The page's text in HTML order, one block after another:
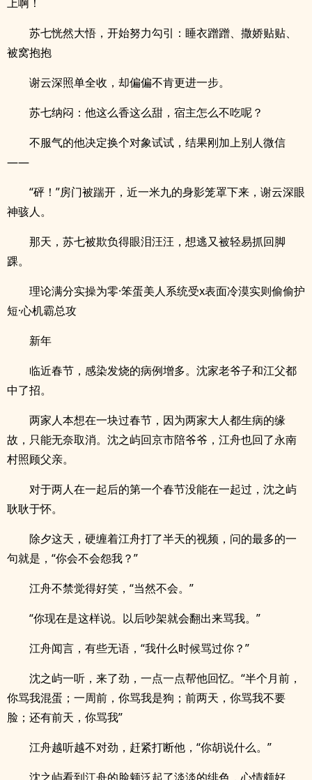
苏七恍然大悟，开始努力勾引：睡衣蹭蹭、撒娇贴贴、
被窝抱抱
谢云深照单全收，却偏偏不肯更进一步。
苏七纳闷：他这么香这么甜，宿主怎么不吃呢？
不服气的他决定换个对象试试，结果刚加上别人微信
——
“砰！”房门被踹开，近一米九的身影笼罩下来，谢云深眼
神骇人。
那天，苏七被欺负得眼泪汪汪，想逃又被轻易抓回脚
踝。
理论满分实操为零·笨蛋美人系统受x表面冷漠实则偷偷护
短·心机霸总攻
新年
临近春节，感染发烧的病例增多。沈家老爷子和江父都
中了招。
两家人本想在一块过春节，因为两家大人都生病的缘
故，只能无奈取消。沈之屿回京市陪爷爷，江舟也回了永南
村照顾父亲。
对于两人在一起后的第一个春节没能在一起过，沈之屿
耿耿于怀。
除夕这天，硬缠着江舟打了半天的视频，问的最多的一
句就是，“你会不会怨我？”
江舟不禁觉得好笑，“当然不会。”
“你现在是这样说。以后吵架就会翻出来骂我。”
江舟闻言，有些无语，“我什么时候骂过你？”
沈之屿一听，来了劲，一点一点帮他回忆。“半个月前，
你骂我混蛋；一周前，你骂我是狗；前两天，你骂我不要
脸；还有前天，你骂我”
江舟越听越不对劲，赶紧打断他，“你胡说什么。”